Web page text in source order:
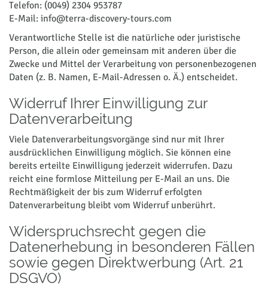
Telefon: (0049) 2304 953787
E-Mail: info@terra-discovery-tours.com
Verantwortliche Stelle ist die natürliche oder juristische
Person, die allein oder gemeinsam mit anderen über die
Zwecke und Mittel der Verarbeitung von personenbezogenen
Daten (z. B. Namen, E-Mail-Adressen o. Ä.) entscheidet.
Widerruf Ihrer Einwilligung zur
Datenverarbeitung
Viele Datenverarbeitungsvorgänge sind nur mit Ihrer
ausdrücklichen Einwilligung möglich. Sie können eine
bereits erteilte Einwilligung jederzeit widerrufen. Dazu
reicht eine formlose Mitteilung per E-Mail an uns. Die
Rechtmäßigkeit der bis zum Widerruf erfolgten
Datenverarbeitung bleibt vom Widerruf unberührt.
Widerspruchsrecht gegen die
Datenerhebung in besonderen Fällen
sowie gegen Direktwerbung (Art. 21
DSGVO)